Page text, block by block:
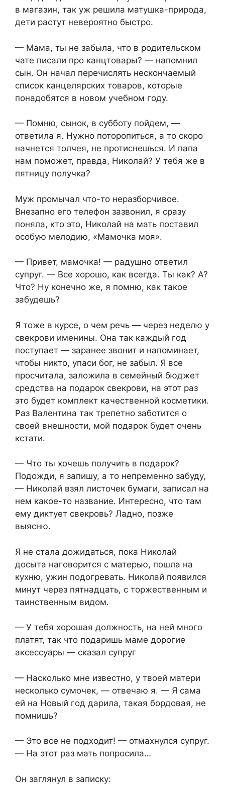
в магазин, так уж решила матушка-природа,
дети растут невероятно быстро.
— Мама, ты не забыла, что в родительском
чате писали про канцтовары? — напомнил
сын. Он начал перечислять нескончаемый
список канцелярских товаров, которые
понадобятся в новом учебном году.
— Помню, сынок, в субботу пойдем, —
ответила я. Нужно поторопиться, а то скоро
начнется толчея, не протиснешься. И папа
нам поможет, правда, Николай? У тебя же в
пятницу получка?
Муж промычал что-то неразборчивое.
Внезапно его телефон зазвонил, я сразу
поняла, кто это, Николай на мать поставил
особую мелодию, «Мамочка моя».
— Привет, мамочка! — радушно ответил
супруг. — Все хорошо, как всегда. Ты как? А?
Что? Ну конечно же, я помню, как такое
забудешь?
Я тоже в курсе, о чем речь — через неделю у
свекрови именины. Она так каждый год
поступает — заранее звонит и напоминает,
чтобы никто, упаси бог, не забыл. Я все
просчитала, заложила в семейный бюджет
средства на подарок свекрови, на этот раз
это будет комплект качественной косметики.
Раз Валентина так трепетно заботится о
своей внешности, мой подарок будет очень
кстати.
— Что ты хочешь получить в подарок?
Подожди, я запишу, а то непременно забуду,
— Николай взял листочек бумаги, записал на
нем какое-то название. Интересно, что там
ему диктует свекровь? Ладно, позже
выясню.
Я не стала дожидаться, пока Николай
досыта наговорится с матерью, пошла на
кухню, ужин подогревать. Николай появился
минут через пятнадцать, с торжественным и
таинственным видом.
— У тебя хорошая должность, на ней много
платят, так что подаришь маме дорогие
аксессуары — сказал супруг
— Насколько мне известно, у твоей матери
несколько сумочек, — отвечаю я. — Я сама
ей на Новый год дарила, такая бордовая, не
помнишь?
— Это все не подходит! — отмахнулся супруг.
— На этот раз мать попросила…
Он заглянул в записку: